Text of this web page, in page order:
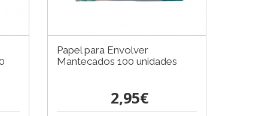
Papel para Envolver
Mantecados 100 unidades
2,95€